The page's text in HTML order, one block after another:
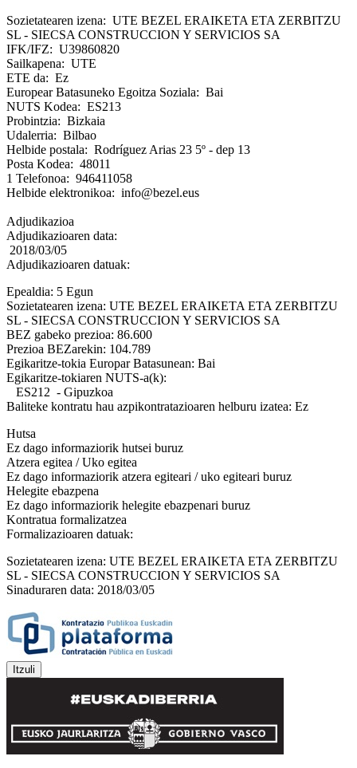
Sozietatearen izena: UTE BEZEL ERAIKETA ETA ZERBITZU
SL - SIECSA CONSTRUCCION Y SERVICIOS SA
IFK/IFZ: U39860820
Sailkapena: UTE
ETE da: Ez
Europear Batasuneko Egoitza Soziala: Bai
NUTS Kodea: ES213
Probintzia: Bizkaia
Udalerria: Bilbao
Helbide postala: Rodríguez Arias 23 5º - dep 13
Posta Kodea: 48011
1 Telefonoa: 946411058
Helbide elektronikoa: info@bezel.eus
Adjudikazioa
Adjudikazioaren data:
2018/03/05
Adjudikazioaren datuak:
Epealdia: 5 Egun
Sozietatearen izena: UTE BEZEL ERAIKETA ETA ZERBITZU
SL - SIECSA CONSTRUCCION Y SERVICIOS SA
BEZ gabeko prezioa: 86.600
Prezioa BEZarekin: 104.789
Egikaritze-tokia Europar Batasunean: Bai
Egikaritze-tokiaren NUTS-a(k):
ES212 - Gipuzkoa
Baliteke kontratu hau azpikontratazioaren helburu izatea: Ez
Hutsa
Ez dago informaziorik hutsei buruz
Atzera egitea / Uko egitea
Ez dago informaziorik atzera egiteari / uko egiteari buruz
Helegite ebazpena
Ez dago informaziorik helegite ebazpenari buruz
Kontratua formalizatzea
Formalizazioaren datuak:
Sozietatearen izena: UTE BEZEL ERAIKETA ETA ZERBITZU
SL - SIECSA CONSTRUCCION Y SERVICIOS SA
Sinaduraren data: 2018/03/05